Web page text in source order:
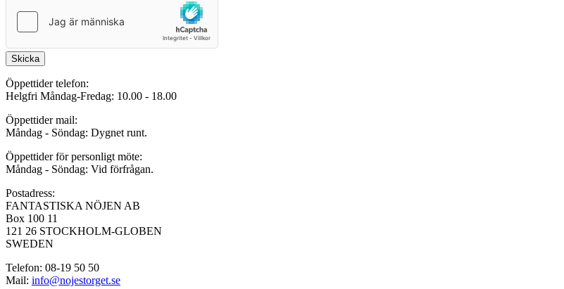
Skicka
Öppettider telefon:
Helgfri Måndag-Fredag: 10.00 - 18.00
Öppettider mail:
Måndag - Söndag: Dygnet runt.
Öppettider för personligt möte:
Måndag - Söndag: Vid förfrågan.
Postadress:
FANTASTISKA NÖJEN AB
Box 100 11
121 26 STOCKHOLM-GLOBEN
SWEDEN
Telefon: 08-19 50 50
Mail: info@nojestorget.se